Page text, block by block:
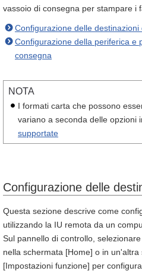
vassoio di consegna per stampare i
Configurazione delle destinazioni
Configurazione della periferica e
consegna
NOTA
I formati carta che possono
variano a seconda delle opzioni
supportate
Configurazione delle
Questa sezione descrive come
utilizzando la IU remota da un
Sul pannello di controllo,
nella schermata [Home] o in
[Impostazioni funzione] per